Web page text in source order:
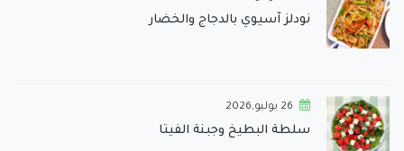
نودلز آسيوي بالدجاج والخضار
26 يوليو,2026
سلطة البطيخ وجبنة الفيتا